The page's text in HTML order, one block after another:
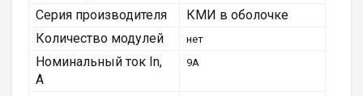
Серия производителя
КМИ в оболочке
Количество модулей
нет
Номинальный ток In,
А
9А